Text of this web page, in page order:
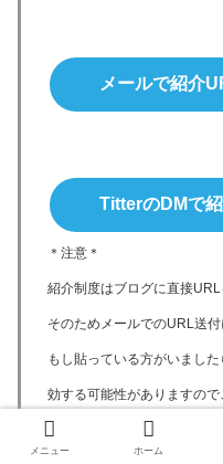
メールで紹介
TitterのDMで
＊注意＊
紹介制度はブログに直接URL
そのためメールでのURL送
もし貼っている方がいまし
効する可能性がありますので
メニュー ホーム